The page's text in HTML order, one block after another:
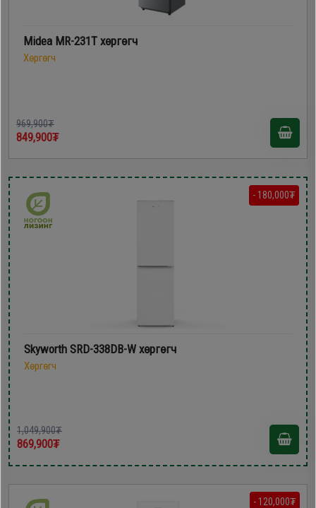
Midea MR-231T хөргөгч
Хөргөгч
969,900₮
849,900₮
- 180,000₮
Skyworth SRD-338DB-W хөргөгч
Хөргөгч
1,049,900₮
869,900₮
- 120,000₮